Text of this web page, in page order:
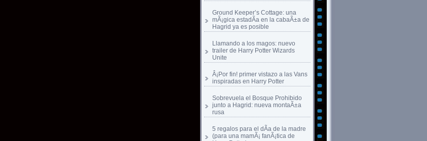
Ground Keeper’s Cottage: una
mÃ¡gica estadÃ­a en la cabaÃ±a de
Hagrid ya es posible
Llamando a los magos: nuevo
trailer de Harry Potter Wizards
Unite
Â¡Por fin! primer vistazo a las Vans
inspiradas en Harry Potter
Sobrevuela el Bosque Prohibido
junto a Hagrid: nueva montaÃ±a
rusa
5 regalos para el dÃ­a de la madre
(para una mamÃ¡ fanÃ¡tica de